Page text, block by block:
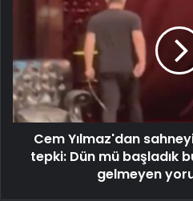
Cem Yılmaz'dan
tepki: Dün mü başladık
gelmeyen